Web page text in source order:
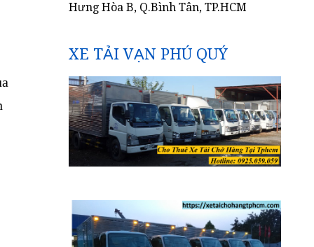
Hưng Hòa B, Q.Bình Tân, TP.HCM
XE TẢI VẠN PHÚ QUÝ